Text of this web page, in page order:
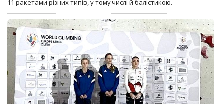
11 ракетами різних типів, у тому числі й балістикою.